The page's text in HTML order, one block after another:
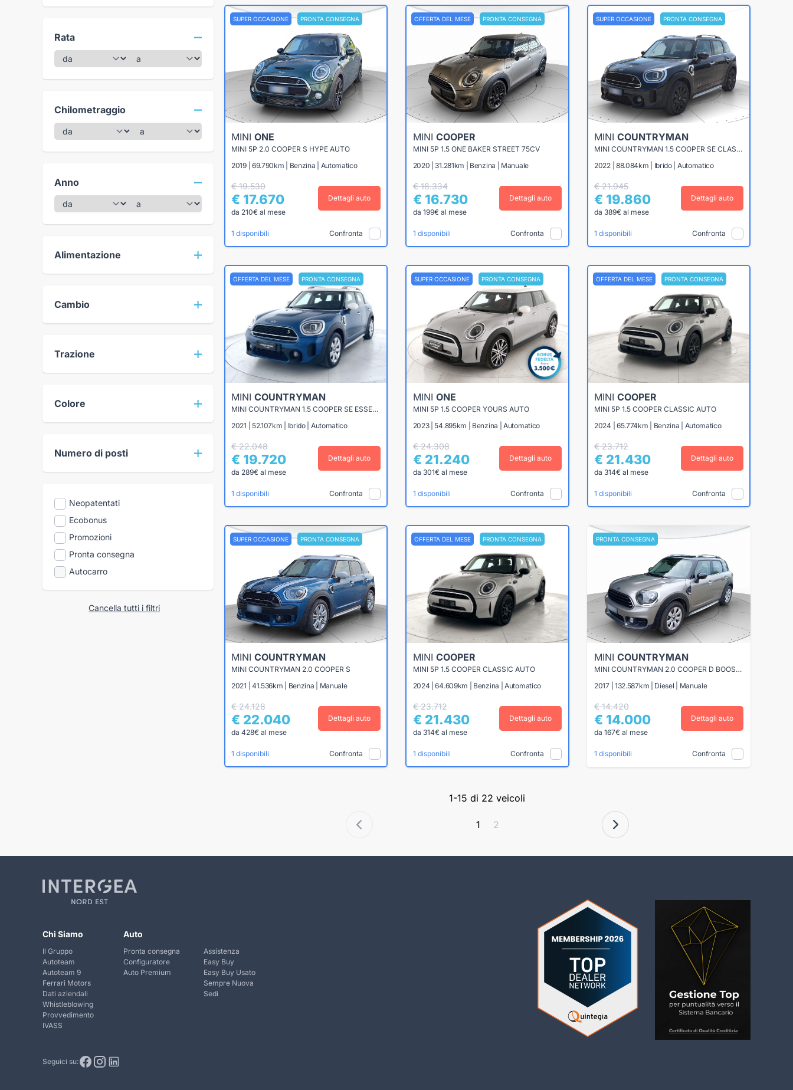
Rata
Chilometraggio
Anno
Alimentazione
Cambio
Trazione
Colore
Numero di posti
Neopatentati
Ecobonus
Promozioni
Pronta consegna
Autocarro
Cancella tutti i filtri
SUPER OCCASIONE PRONTA CONSEGNA
MINI ONE
MINI 5P 2.0 COOPER S HYPE AUTO
2019 | 69.790km | Benzina | Automatico
€ 19.530
€ 17.670
da 210€ al mese
Dettagli auto
1 disponibili Confronta
OFFERTA DEL MESE PRONTA CONSEGNA
MINI COOPER
MINI 5P 1.5 ONE BAKER STREET 75CV
2020 | 31.281km | Benzina | Manuale
€ 18.334
€ 16.730
da 199€ al mese
Dettagli auto
1 disponibili Confronta
SUPER OCCASIONE PRONTA CONSEGNA
MINI COUNTRYMAN
MINI COUNTRYMAN 1.5 COOPER SE CLASSIC ALL4 AUTO
2022 | 88.084km | Ibrido | Automatico
€ 21.945
€ 19.860
da 389€ al mese
Dettagli auto
1 disponibili Confronta
OFFERTA DEL MESE PRONTA CONSEGNA
MINI COUNTRYMAN
MINI COUNTRYMAN 1.5 COOPER SE ESSENTIAL ALL4 AUTO
2021 | 52.107km | Ibrido | Automatico
€ 22.048
€ 19.720
da 289€ al mese
Dettagli auto
1 disponibili Confronta
SUPER OCCASIONE PRONTA CONSEGNA
MINI ONE
MINI 5P 1.5 COOPER YOURS AUTO
2023 | 54.895km | Benzina | Automatico
€ 24.308
€ 21.240
da 301€ al mese
Dettagli auto
1 disponibili Confronta
OFFERTA DEL MESE PRONTA CONSEGNA
MINI COOPER
MINI 5P 1.5 COOPER CLASSIC AUTO
2024 | 65.774km | Benzina | Automatico
€ 23.712
€ 21.430
da 314€ al mese
Dettagli auto
1 disponibili Confronta
SUPER OCCASIONE PRONTA CONSEGNA
MINI COUNTRYMAN
MINI COUNTRYMAN 2.0 COOPER S
2021 | 41.536km | Benzina | Manuale
€ 24.128
€ 22.040
da 428€ al mese
Dettagli auto
1 disponibili Confronta
OFFERTA DEL MESE PRONTA CONSEGNA
MINI COOPER
MINI 5P 1.5 COOPER CLASSIC AUTO
2024 | 64.609km | Benzina | Automatico
€ 23.712
€ 21.430
da 314€ al mese
Dettagli auto
1 disponibili Confronta
PRONTA CONSEGNA
MINI COUNTRYMAN
MINI COUNTRYMAN 2.0 COOPER D BOOST ALL4
2017 | 132.587km | Diesel | Manuale
€ 14.420
€ 14.000
da 167€ al mese
Dettagli auto
1 disponibili Confronta
1-15 di 22 veicoli
1 2
Chi Siamo
Il Gruppo
Autoteam
Autoteam 9
Ferrari Motors
Dati aziendali
Whistleblowing
Provvedimento
IVASS
Auto
Pronta consegna
Configuratore
Auto Premium
Assistenza
Easy Buy
Easy Buy Usato
Sempre Nuova
Sedi
Seguici su: